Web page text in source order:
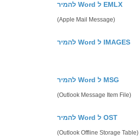
להמיר Word ל EMLX
(Apple Mail Message)
להמיר Word ל IMAGES
להמיר Word ל MSG
(Outlook Message Item File)
להמיר Word ל OST
(Outlook Offline Storage Table)